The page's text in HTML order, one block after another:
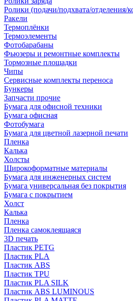
Ролики (подачи/подхвата/отделения/
Ракели
Термоплёнки
Термоэлементы
Фотобарабаны
Фьюзеры и ремонтные комплекты
Тормозные площадки
Чипы
Сервисные комплекты переноса
Бункеры
Запчасти прочие
Бумага для офисной техники
Бумага офисная
Фотобумага
Бумага для цветной лазерной печати
Пленка
Калька
Холсты
Широкоформатные материалы
Бумага для инженерных систем
Бумага универсальная без покрытия
Бумага с покрытием
Холст
Калька
Пленка
Пленка самоклеящаяся
3D печать
Пластик PETG
Пластик PLA
Пластик ABS
Пластик TPU
Пластик PLA SILK
Пластик ABS LUMINOUS